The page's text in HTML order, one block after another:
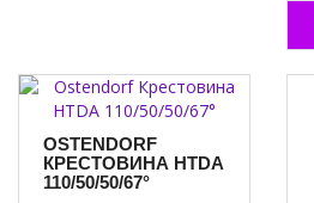
OSTENDORF
КРЕСТОВИНА HTDA
110/50/50/67°